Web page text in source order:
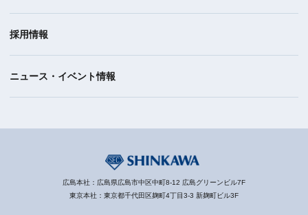
採用情報
ニュース・イベント情報
広島本社：広島県広島市中区中町8-12 広島グリーンビル7F
東京本社：東京都千代田区麹町4丁目3-3 新麹町ビル3F